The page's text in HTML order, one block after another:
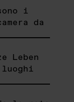
i
da
Leben